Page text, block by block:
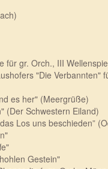
für gr. Orch., III
"Die Verbannten"
es her" (Meergrüße)
(Der Schwestern Eiland)
Los uns beschieden”
Gestein"